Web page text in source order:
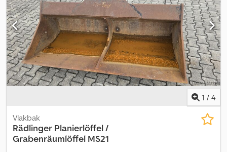
1 / 4
Vlakbak
Rädlinger Planierlöffel /
Grabenräumlöffel MS21